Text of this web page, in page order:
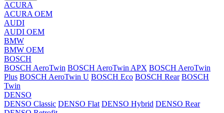
ACURA
ACURA OEM
AUDI
AUDI OEM
BMW
BMW OEM
BOSCH
BOSCH AeroTwin BOSCH AeroTwin APX BOSCH AeroTwin
Plus BOSCH AeroTwin U BOSCH Eco BOSCH Rear BOSCH
Twin
DENSO
DENSO Classic DENSO Flat DENSO Hybrid DENSO Rear